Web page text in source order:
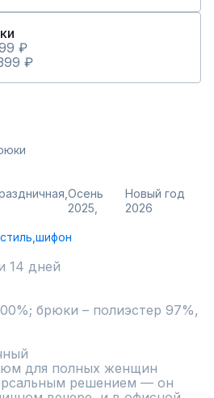
₽
₽
Осень
2025,
Новый год
2026
шифон
14 дней
брюки – полиэстер 97%,
для полных женщин
решением — он